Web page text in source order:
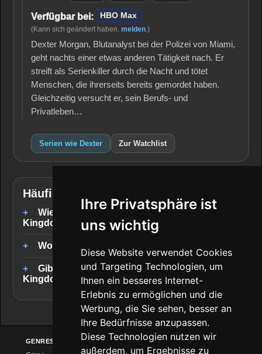
Ihre Privatsphäre ist
uns wichtig
Diese Website verwendet Cookies
und Targeting Technologien, um
Ihnen ein besseres Internet-
Erlebnis zu ermöglichen und die
Werbung, die Sie sehen, besser an
Ihre Bedürfnisse anzupassen.
Diese Technologien nutzen wir
außerdem, um Ergebnisse zu
Verfügbar bei: HBO Max
(Kann sich geändert haben. melden.)
Dexter Morgan, Blutanalyst bei der Polizei von Miami,
geht nachts einer etwas anderen Tätigkeit nach. Er
streift als Serienkiller durch die Nacht und tötet
Menschen, die ihrerseits bereits gemordet haben.
Gleichzeitig versucht er, sein Berufs- und
Privatleben…
Serien wie Dexter Zur Watchlist
Häufige Fragen
Wie werden die Empfehlungen für The Last
Kingdom ausgewählt?
Wo kann ich ähnliche Serien streamen?
Gibt es abgeschlossene Serien wie The Last
Kingdom?
GENRES ANBIETER ENTDECKEN